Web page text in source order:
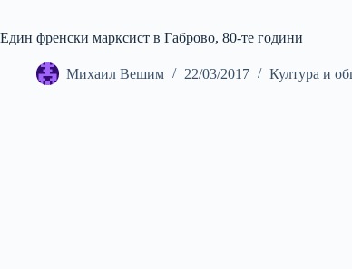
Един френски марксист в Габрово, 80-те години
Михаил Вешим 22/03/2017 Култура и